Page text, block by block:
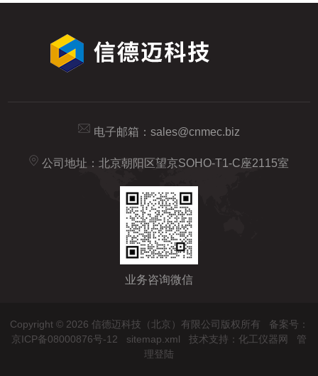
电子邮箱： sales@cnmec.biz
公司地址：北京朝阳区望京SOHO-T1-C座2115室
业务咨询微信
Copyright © 2026 信德迈科技（北京）有限公司版权所有 备案号：
京ICP备08000876号-12
sitemap.xml 技术支持： 化工仪器网
管
理登陆